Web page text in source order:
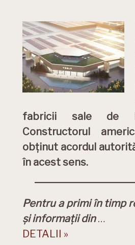
fabricii sale de
Constructorul
obținut acordul
în acest sens.
Pentru a primi în timp
și informații din…
DETALII »